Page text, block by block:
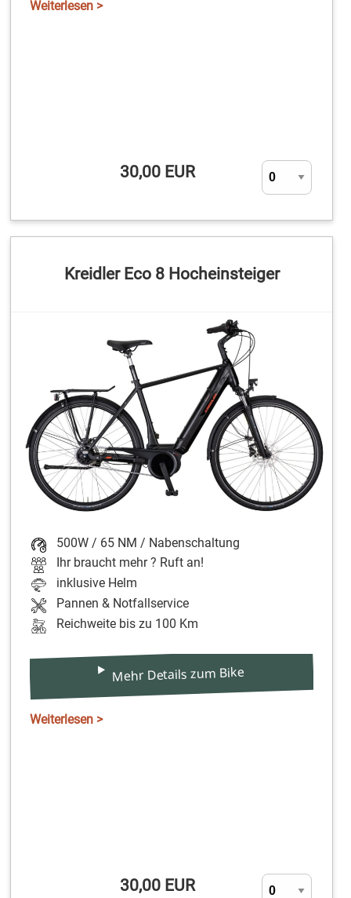
Weiterlesen >
30,00 EUR
Kreidler Eco 8 Hocheinsteiger
500W / 65 NM / Nabenschaltung
Ihr braucht mehr ? Ruft an!
inklusive Helm
Pannen & Notfallservice
Reichweite bis zu 100 Km
Mehr Details zum Bike
Weiterlesen >
30,00 EUR